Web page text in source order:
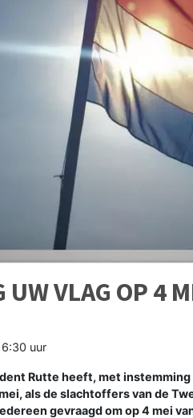
VLAG OP 4
uur
Rutte heeft, met
als de slachtoffers van de
gevraagd om op 4 mei